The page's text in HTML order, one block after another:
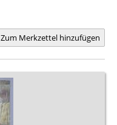
Zum Merkzettel hinzufügen